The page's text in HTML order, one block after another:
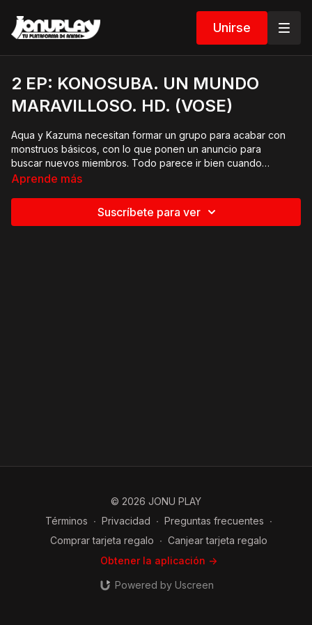
Unirse
2 EP: KONOSUBA. UN MUNDO
MARAVILLOSO. HD. (VOSE)
Aqua y Kazuma necesitan formar un grupo para acabar con
monstruos básicos, con lo que ponen un anuncio para
buscar nuevos miembros. Todo parece ir bien cuando
aparece una poderosa archimaga experta en magia
qué quiere unirse a un grupo de novatos?
Aprende más
Suscríbete para ver
© 2026 JONU PLAY
Términos ∙ Privacidad ∙ Preguntas frecuentes ∙
Comprar tarjeta regalo ∙ Canjear tarjeta regalo
Obtener la aplicación ->
Powered by Uscreen